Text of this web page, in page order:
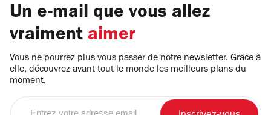
Un e-mail que vous allez
vraiment aimer
Vous ne pourrez plus vous passer de notre newsletter. Grâce à
elle, découvrez avant tout le monde les meilleurs plans du
moment.